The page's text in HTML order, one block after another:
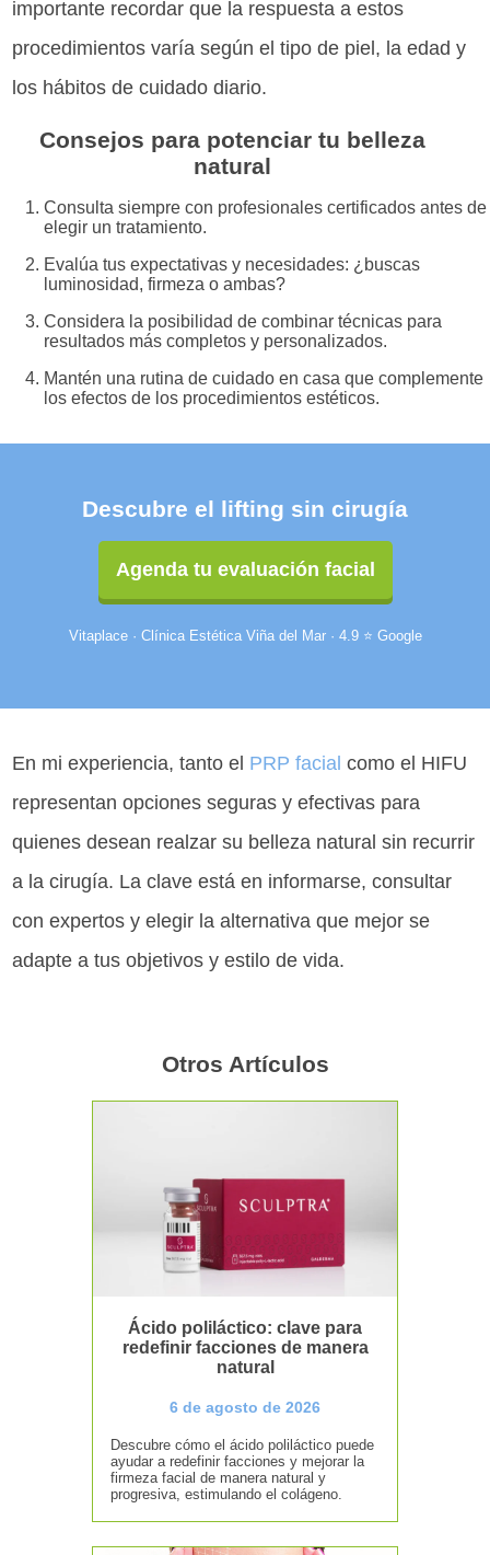
importante recordar que la respuesta a estos
procedimientos varía según el tipo de piel, la edad y
los hábitos de cuidado diario.
Consejos para potenciar tu belleza
natural
Consulta siempre con profesionales certificados antes de
elegir un tratamiento.
Evalúa tus expectativas y necesidades: ¿buscas
luminosidad, firmeza o ambas?
Considera la posibilidad de combinar técnicas para
resultados más completos y personalizados.
Mantén una rutina de cuidado en casa que complemente
los efectos de los procedimientos estéticos.
Descubre el lifting sin cirugía
Agenda tu evaluación facial
Vitaplace · Clínica Estética Viña del Mar · 4.9 ⭐ Google
En mi experiencia, tanto el PRP facial como el HIFU
representan opciones seguras y efectivas para
quienes desean realzar su belleza natural sin recurrir
a la cirugía. La clave está en informarse, consultar
con expertos y elegir la alternativa que mejor se
adapte a tus objetivos y estilo de vida.
Otros Artículos
Ácido poliláctico: clave para
redefinir facciones de manera
natural
6 de agosto de 2026
Descubre cómo el ácido poliláctico puede
ayudar a redefinir facciones y mejorar la
firmeza facial de manera natural y
progresiva, estimulando el colágeno.